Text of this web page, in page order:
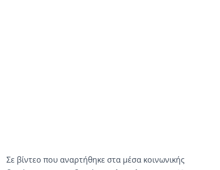
Σε βίντεο που αναρτήθηκε στα μέσα κοινωνικής